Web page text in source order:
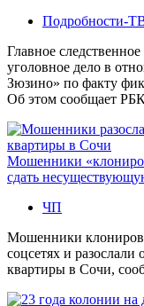
Подробности-
Главное
уголовное дело в
Зюзино» по факту
Об этом сообщает
Мошенники
сдать
ЧП
Мошенники
соцсетях и разослали
квартиры в Сочи,